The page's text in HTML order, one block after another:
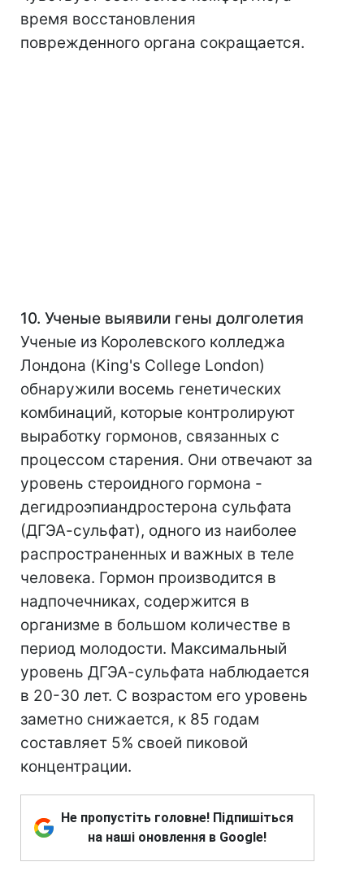
время восстановления
поврежденного органа сокращается.
10. Ученые выявили гены долголетия
Ученые из Королевского колледжа
Лондона (King's College London)
обнаружили восемь генетических
комбинаций, которые контролируют
выработку гормонов, связанных с
процессом старения. Они отвечают за
уровень стероидного гормона -
дегидроэпиандростерона сульфата
(ДГЭА-сульфат), одного из наиболее
распространенных и важных в теле
человека. Гормон производится в
надпочечниках, содержится в
организме в большом количестве в
период молодости. Максимальный
уровень ДГЭА-сульфата наблюдается
в 20-30 лет. С возрастом его уровень
заметно снижается, к 85 годам
составляет 5% своей пиковой
концентрации.
Не пропустіть головне! Підпишіться
на наші оновлення в Google!